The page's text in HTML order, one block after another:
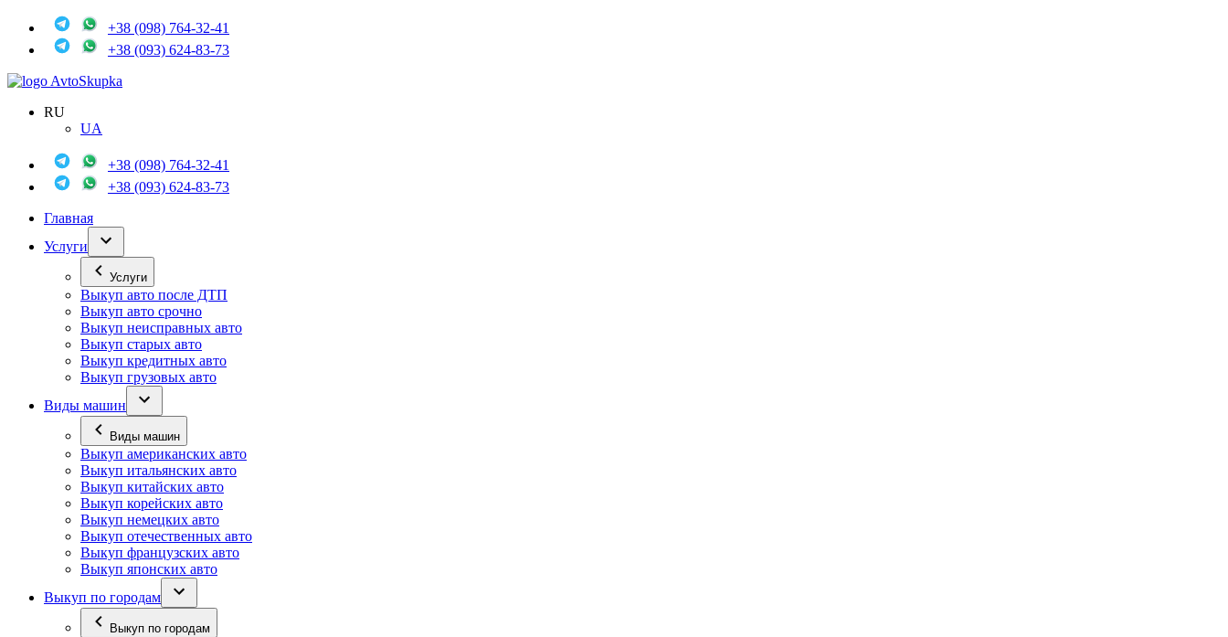
+38 (098) 764-32-41
+38 (093) 624-83-73
AvtoSkupka
RU
UA
+38 (098) 764-32-41
+38 (093) 624-83-73
Главная
Услуги
Услуги
Выкуп авто после ДТП
Выкуп авто срочно
Выкуп неисправных авто
Выкуп старых авто
Выкуп кредитных авто
Выкуп грузовых авто
Виды машин
Виды машин
Выкуп американских авто
Выкуп итальянских авто
Выкуп китайских авто
Выкуп корейских авто
Выкуп немецких авто
Выкуп отечественных авто
Выкуп французских авто
Выкуп японских авто
Выкуп по городам
Выкуп по городам